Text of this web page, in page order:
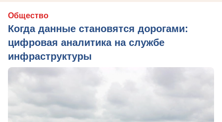
Общество
Когда данные становятся дорогами:
цифровая аналитика на службе
инфраструктуры